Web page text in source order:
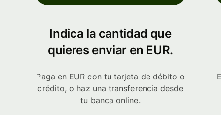
Indica la cantidad que
quieres enviar en EUR.
Paga en EUR con tu tarjeta de débito o
crédito, o haz una transferencia desde
tu banca online.